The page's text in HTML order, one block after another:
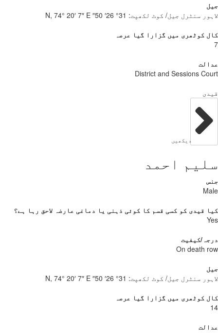
سنٹرل جیل/ کوٹ لکھپت:31° 26′ 50″ N, 74° 20′ 7″ E
کوٹھری میں گزارا گیا عرصہ
District and Sessions
دیکھیں
احمد
قیدی کو کسی قسم کا کوئی ذہنی یا دماغی عارضہ لاحق رہا ہے؟
کیفیت
On death
سنٹرل جیل/ کوٹ لکھپت:31° 26′ 50″ N, 74° 20′ 7″ E
کوٹھری میں گزارا گیا عرصہ